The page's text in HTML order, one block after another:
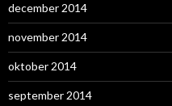
december 2014
november 2014
oktober 2014
september 2014